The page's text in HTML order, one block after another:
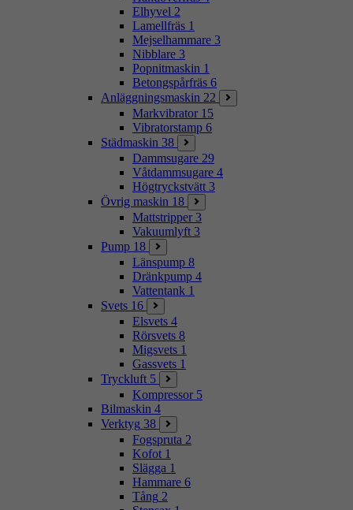
Elhyvel 2
Lamellfräs 1
Mejselhammare 3
Nibblare 3
Popnitmaskin 1
Betongspårfräs 6
Anläggningsmaskin 22
Markvibrator 15
Vibratorstamp 6
Städmaskin 38
Dammsugare 29
Våtdammsugare 4
Högtryckstvätt 3
Övrig maskin 18
Mattstripper 3
Vakuumlyft 3
Pump 18
Länspump 8
Dränkpump 4
Vattentank 1
Svets 16
Elsvets 4
Rörsvets 8
Migsvets 1
Gassvets 1
Tryckluft 5
Kompressor 5
Bilmaskin 4
Verktyg 38
Fogspruta 2
Kofot 1
Slägga 1
Hammare 6
Tång 2